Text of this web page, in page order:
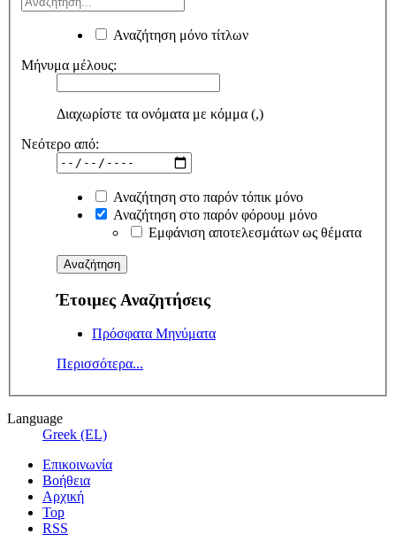
Αναζήτηση μόνο τίτλων
Μήνυμα μέλους:
Διαχωρίστε τα ονόματα με κόμμα (,)
Νεότερο από:
Αναζήτηση στο παρόν τόπικ μόνο
Αναζήτηση στο παρόν φόρουμ μόνο
Εμφάνιση αποτελεσμάτων ως θέματα
Έτοιμες Αναζητήσεις
Πρόσφατα Μηνύματα
Περισσότερα...
Language
Greek (EL)
Επικοινωνία
Βοήθεια
Αρχική
Top
RSS